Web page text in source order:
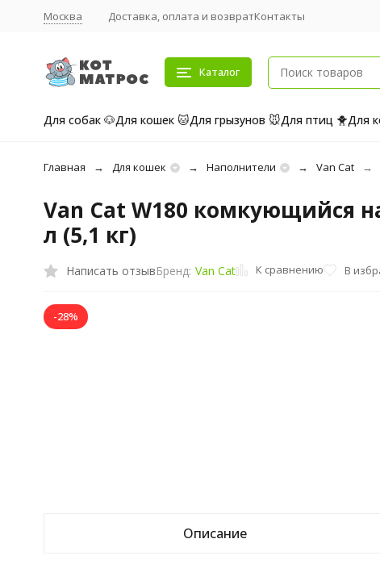
Москва Доставка, оплата и возвратКонтакты
Каталог
Для собак 🐶Для кошек 🐱Для грызунов 🐭Для птиц 🐥Для
Главная Для кошек Наполнители Van Cat
Van Cat W180 комкующийся
л (5,1 кг)
Написать отзывБренд: Van Cat К сравнению В
-28%
Описание